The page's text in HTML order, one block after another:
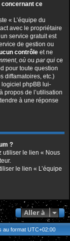
concernant ce
« L’équipe du
avec le propriétaire
service gratuit est
de gestion ou
contrôle et ne
, où ou par qui ce
pour toute question
diffamatoires, etc.)
logiciel phpBB lui-
propos de l’utilisation
à une réponse
?
utiliser le lien « Nous
le lien « L’équipe
Aller à
au format UTC+02:00